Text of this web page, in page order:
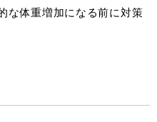
な体重増加になる前に対策